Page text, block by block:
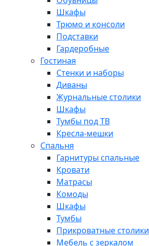
Шкафы
Трюмо и консоли
Подставки
Гардеробные
Гостиная
Стенки и наборы
Диваны
Журнальные столики
Шкафы
Тумбы под ТВ
Кресла-мешки
Спальня
Гарнитуры спальные
Кровати
Матрасы
Комоды
Шкафы
Тумбы
Прикроватные столики
Мебель с зеркалом